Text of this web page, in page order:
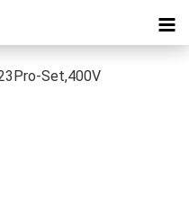
Set,400V